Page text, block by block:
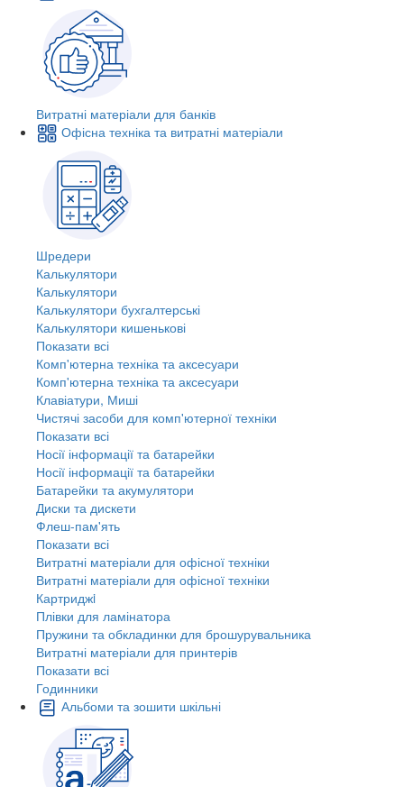
Витратні матеріали для банків
Офісна техніка та витратні матеріали
Шредери
Калькулятори
Калькулятори
Калькулятори бухгалтерські
Калькулятори кишенькові
Показати всі
Комп'ютерна техніка та аксесуари
Комп'ютерна техніка та аксесуари
Клавіатури, Миші
Чистячі засоби для комп'ютерної техніки
Показати всі
Носії інформації та батарейки
Носії інформації та батарейки
Батарейки та акумулятори
Диски та дискети
Флеш-пам'ять
Показати всі
Витратні матеріали для офісної техніки
Витратні матеріали для офісної техніки
Картриджi
Плівки для ламінатора
Пружини та обкладинки для брошурувальника
Витратні матеріали для принтерів
Показати всі
Годинники
Альбоми та зошити шкільні